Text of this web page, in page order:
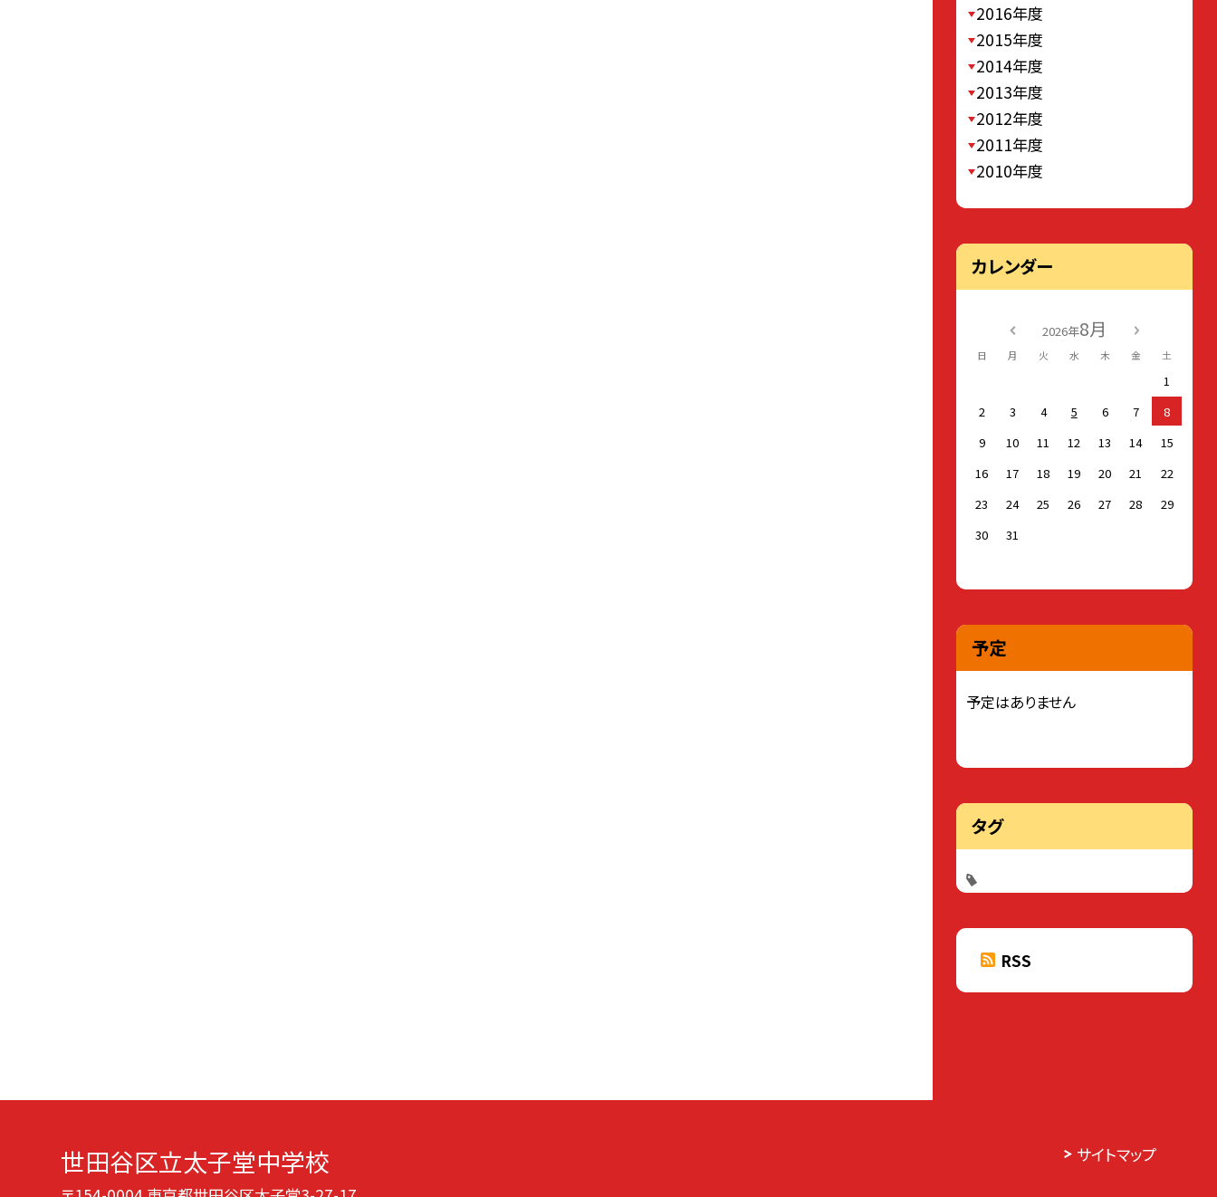
2016年度
2015年度
2014年度
2013年度
2012年度
2011年度
2010年度
カレンダー
2026年8月
日 月 火 水 木 金 土
1
2
3 4 5 6 7
8
9
10 11 12 13 14
15
16
17 18 19 20 21
22
23
24 25 26 27 28
29
30
31
予定
予定はありません
タグ
RSS
世田谷区立太子堂中学校 サイトマップ